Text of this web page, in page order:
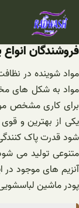
رفتن
فروشندگان
مواد شوینده در
مواد به شکل های
برای کاری مشخص
یکی از بهترین و
شود قدرت پاک
متنوعی تولید می
آنزیم های موجود
پودر ماشین